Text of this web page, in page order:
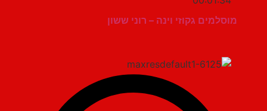
מוסלמים גקוזי וינה – רוני ששון